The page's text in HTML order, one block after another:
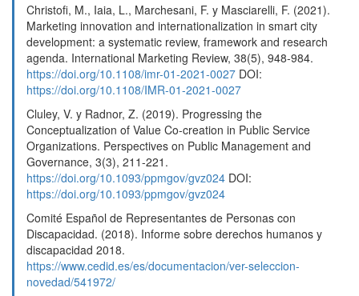
Christofi, M., Iaia, L., Marchesani, F. y Masciarelli, F. (2021).
Marketing innovation and internationalization in smart city
development: a systematic review, framework and research
agenda. International Marketing Review, 38(5), 948-984.
https://doi.org/10.1108/imr-01-2021-0027 DOI:
https://doi.org/10.1108/IMR-01-2021-0027
Cluley, V. y Radnor, Z. (2019). Progressing the
Conceptualization of Value Co-creation in Public Service
Organizations. Perspectives on Public Management and
Governance, 3(3), 211-221.
https://doi.org/10.1093/ppmgov/gvz024 DOI:
https://doi.org/10.1093/ppmgov/gvz024
Comité Español de Representantes de Personas con
Discapacidad. (2018). Informe sobre derechos humanos y
discapacidad 2018.
https://www.cedid.es/es/documentacion/ver-seleccion-
novedad/541972/